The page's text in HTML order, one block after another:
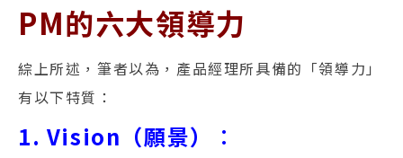
PM的六大領導力
綜上所述，筆者以為，產品經理所具備的「領導力」
有以下特質：
1. Vision（願景） ：